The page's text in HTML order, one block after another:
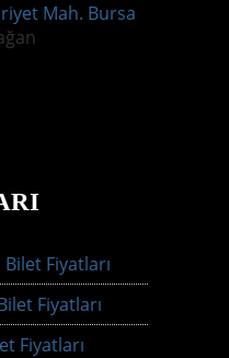
Mah. Bursa
Fiyatları
Fiyatları
Fiyatları